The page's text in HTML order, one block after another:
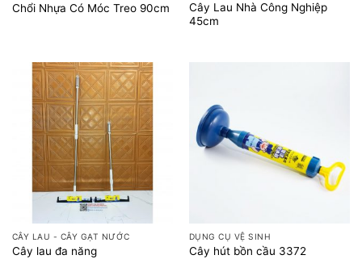
Chổi Nhựa Có Móc Treo 90cm
Cây Lau Nhà Công Nghiệp
45cm
CÂY LAU - CÂY GẠT NƯỚC
Cây lau đa năng
DỤNG CỤ VỆ SINH
Cây hút bồn cầu 3372